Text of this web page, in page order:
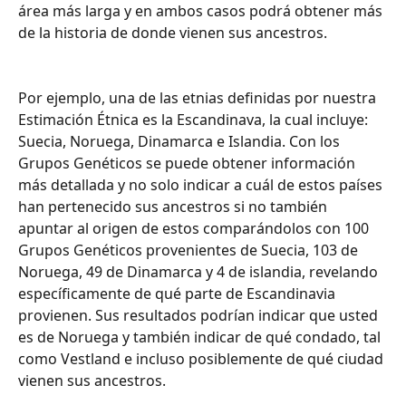
área más larga y en ambos casos podrá obtener más
de la historia de donde vienen sus ancestros.
Por ejemplo, una de las etnias definidas por nuestra
Estimación Étnica es la Escandinava, la cual incluye:
Suecia, Noruega, Dinamarca e Islandia. Con los
Grupos Genéticos se puede obtener información
más detallada y no solo indicar a cuál de estos países
han pertenecido sus ancestros si no también
apuntar al origen de estos comparándolos con 100
Grupos Genéticos provenientes de Suecia, 103 de
Noruega, 49 de Dinamarca y 4 de islandia, revelando
específicamente de qué parte de Escandinavia
provienen. Sus resultados podrían indicar que usted
es de Noruega y también indicar de qué condado, tal
como Vestland e incluso posiblemente de qué ciudad
vienen sus ancestros.